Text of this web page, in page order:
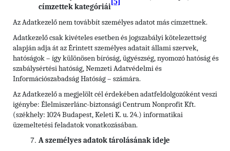
címzettek kategóriái
Az Adatkezelő nem továbbít személyes adatot más címzettnek.
Adatkezelő csak kivételes esetben és jogszabályi kötelezettség
alapján adja át az Érintett személyes adatait állami szervek,
hatóságok – így különösen bíróság, ügyészség, nyomozó hatóság és
szabálysértési hatóság, Nemzeti Adatvédelmi és
Információszabadság Hatóság – számára.
Az Adatkezelő a megjelölt cél érdekében adatfeldolgozóként veszi
igénybe: Élelmiszerlánc-biztonsági Centrum Nonprofit Kft.
(székhely: 1024 Budapest, Keleti K. u. 24.) informatikai
üzemeltetési feladatok vonatkozásában.
A személyes adatok tárolásának ideje